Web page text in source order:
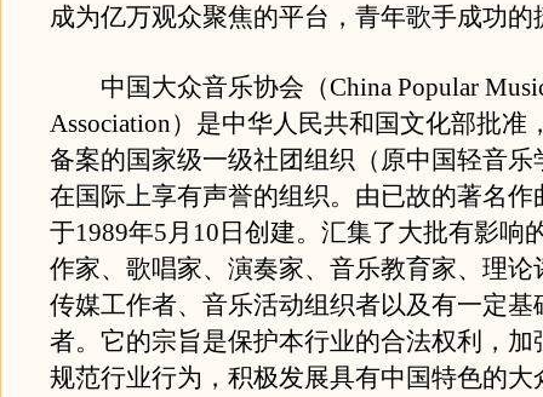
成为亿万观众聚焦的平台，青年歌手成功的
中国大众音乐协会（China Popular
Association）是中华人民共和国文化部批准
备案的国家级一级社团组织（原中国轻音乐
在国际上享有声誉的组织。由已故的著名作
于1989年5月10日创建。汇集了大批有影响
作家、歌唱家、演奏家、音乐教育家、理论
传媒工作者、音乐活动组织者以及有一定基
者。它的宗旨是保护本行业的合法权利，加
规范行业行为，积极发展具有中国特色的大